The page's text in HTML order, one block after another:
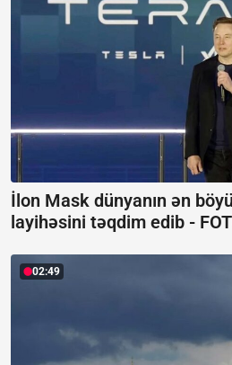
İlon Mask dünyanın ən
layihəsini təqdim edib -
02:49